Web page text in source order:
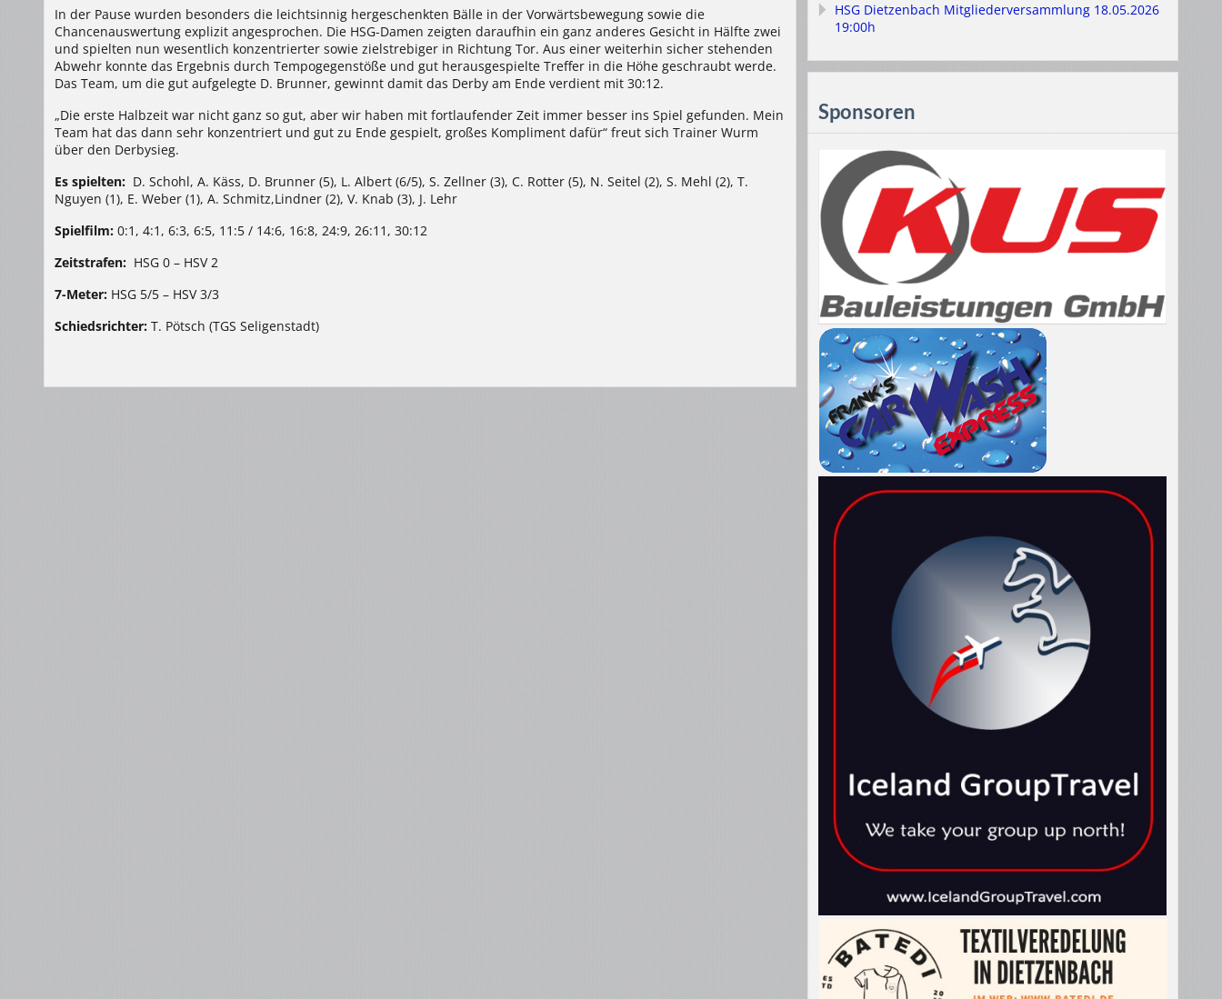
In der Pause wurden besonders die leichtsinnig hergeschenkten Bälle in der Vorwärtsbewegung sowie die
Chancenauswertung explizit angesprochen. Die HSG-Damen zeigten daraufhin ein ganz anderes Gesicht in Hälfte zwei
und spielten nun wesentlich konzentrierter sowie zielstrebiger in Richtung Tor. Aus einer weiterhin sicher stehenden
Abwehr konnte das Ergebnis durch Tempogegenstöße und gut herausgespielte Treffer in die Höhe geschraubt werde.
Das Team, um die gut aufgelegte D. Brunner, gewinnt damit das Derby am Ende verdient mit 30:12.
„Die erste Halbzeit war nicht ganz so gut, aber wir haben mit fortlaufender Zeit immer besser ins Spiel gefunden. Mein
Team hat das dann sehr konzentriert und gut zu Ende gespielt, großes Kompliment dafür“ freut sich Trainer Wurm
über den Derbysieg.
Es spielten: D. Schohl, A. Käss, D. Brunner (5), L. Albert (6/5), S. Zellner (3), C. Rotter (5), N. Seitel (2), S. Mehl (2), T.
Nguyen (1), E. Weber (1), A. Schmitz,Lindner (2), V. Knab (3), J. Lehr
Spielfilm: 0:1, 4:1, 6:3, 6:5, 11:5 / 14:6, 16:8, 24:9, 26:11, 30:12
Zeitstrafen: HSG 0 – HSV 2
7-Meter: HSG 5/5 – HSV 3/3
Schiedsrichter: T. Pötsch (TGS Seligenstadt)
HSG Dietzenbach Mitgliederversammlung 18.05.2026
19:00h
Sponsoren